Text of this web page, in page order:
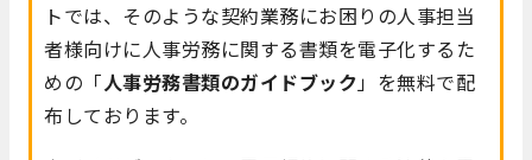
トでは、そのような契約業務にお困りの人事担当
者様向けに人事労務に関する書類を電子化するた
めの「人事労務書類のガイドブック」を無料で配
布しております。